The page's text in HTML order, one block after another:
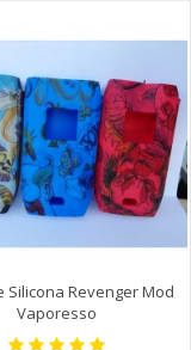
Silicona Revenger Mod
Vaporesso